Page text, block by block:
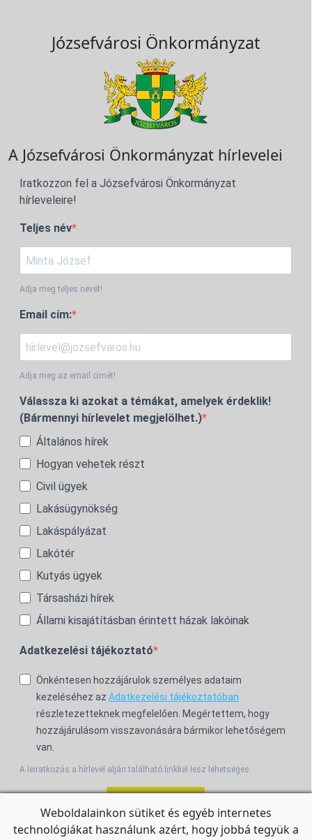
Józsefvárosi Önkormányzat
A Józsefvárosi Önkormányzat hírlevelei
Iratkozzon fel a Józsefvárosi Önkormányzat
hírleveleire!
Teljes név
Adja meg teljes nevét!
Email cím:
Adja meg az email címét!
Válassza ki azokat a témákat, amelyek érdeklik!
(Bármennyi hírlevelet megjelölhet.)
Általános hírek
Hogyan vehetek részt
Civil ügyek
Lakásügynökség
Lakáspályázat
Lakótér
Kutyás ügyek
Társasházi hírek
Állami kisajátításban érintett házak lakóinak
Adatkezelési tájékoztató
Önkéntesen hozzájárulok személyes adataim
kezeléséhez az Adatkezelési tájékoztatóban
részletezetteknek megfelelően. Megértettem, hogy
hozzájárulásom visszavonására bármikor lehetőségem
van.
A leiratkozás a hírlevél alján található linkkel lesz lehetséges.
Weboldalainkon sütiket és egyéb internetes
technológiákat használunk azért, hogy jobbá tegyük a